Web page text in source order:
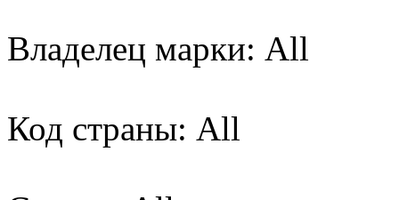
Владелец марки: All
Код страны: All